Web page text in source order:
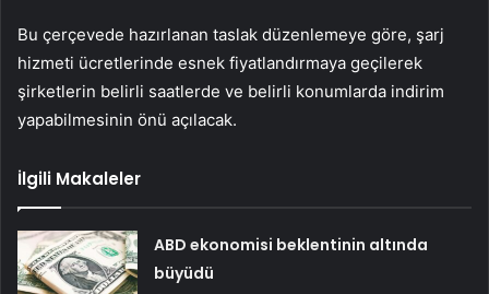
Bu çerçevede hazırlanan taslak düzenlemeye göre, şarj
hizmeti ücretlerinde esnek fiyatlandırmaya geçilerek
şirketlerin belirli saatlerde ve belirli konumlarda indirim
yapabilmesinin önü açılacak.
İlgili Makaleler
ABD ekonomisi beklentinin altında
büyüdü